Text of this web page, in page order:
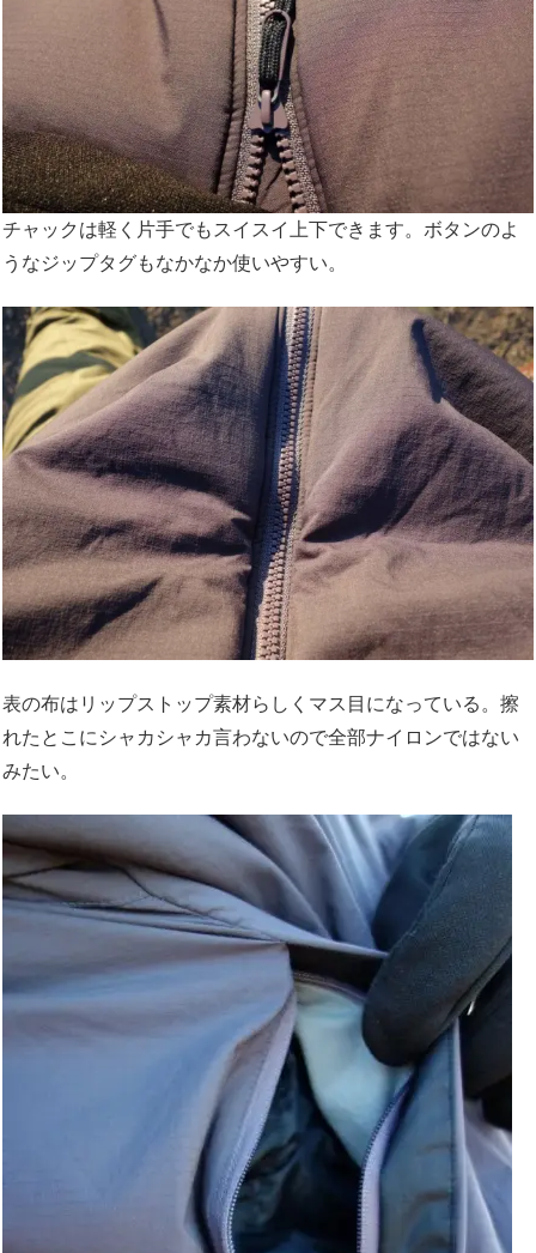
チャックは軽く片手でもスイスイ上下できます。ボタンのよ
うなジップタグもなかなか使いやすい。
表の布はリップストップ素材らしくマス目になっている。擦
れたとこにシャカシャカ言わないので全部ナイロンではない
みたい。